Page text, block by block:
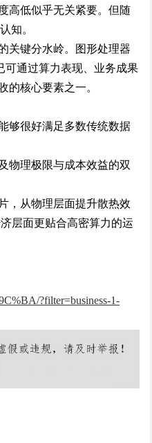
低似乎无关紧要。但随
知。
关键分水岭。图形处理器
可通过算力表现、业务成果
的核心要素之一。
够很好满足多数传统数据
物理极限与成本效益的双
，从物理层面提升散热效
层面更贴合高密算力的运
?filter=business-1-